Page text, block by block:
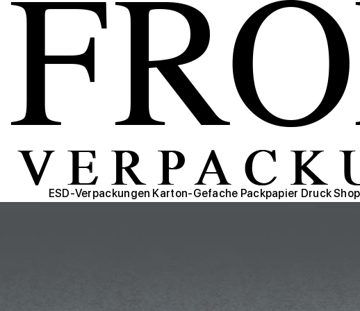
ESD-Verpackungen Karton-Gefache Packpapier DruckShop